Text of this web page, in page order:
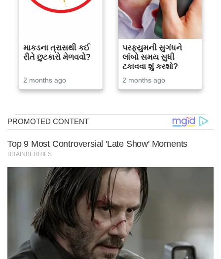
માકડના ત્રાસથી કઈ
રીતે છુટકારો મેળવવો?
2 months ago
પરફ્યુમની સુગંધને
લાંબો સમય સુધી
ટકાવવા શું કરશો?
2 months ago